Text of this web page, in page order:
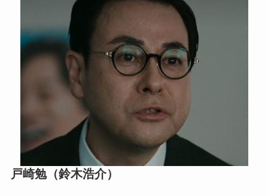
戸崎勉（鈴木浩介）